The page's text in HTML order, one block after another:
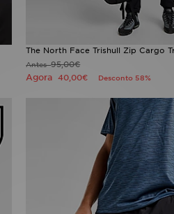
The North Face Trishull Zip Cargo
Antes95,00€
Agora40,00€ Desconto 58%